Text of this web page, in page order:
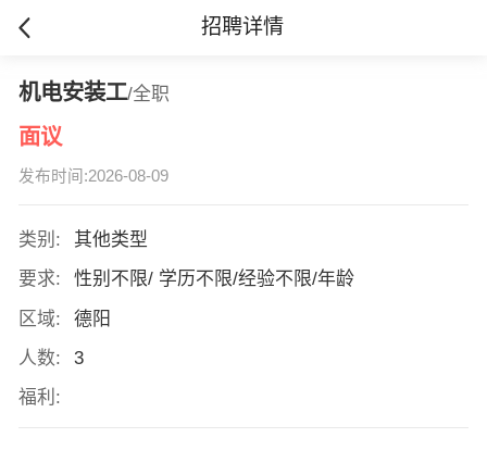
招聘详情
机电安装工/全职
面议
发布时间:2026-08-09
类别:
其他类型
要求:
性别不限/ 学历不限/经验不限/年龄
区域:
德阳
人数:
3
福利: